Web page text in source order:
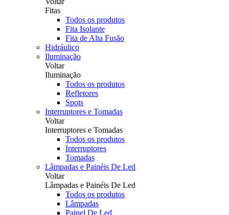
Fitas
Todos os produtos
Fita Isolante
Fita de Alta Fusão
Hidráulico
Iluminação
Voltar
Iluminação
Todos os produtos
Refletores
Spots
Interruptores e Tomadas
Voltar
Interruptores e Tomadas
Todos os produtos
Interruptores
Tomadas
Lâmpadas e Painéis De Led
Voltar
Lâmpadas e Painéis De Led
Todos os produtos
Lâmpadas
Painel De Led